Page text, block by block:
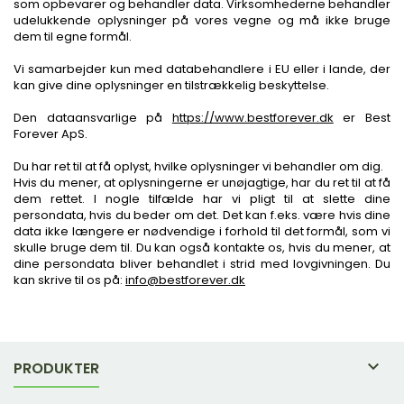
som opbevarer og behandler data. Virksomhederne behandler
udelukkende oplysninger på vores vegne og må ikke bruge
dem til egne formål.
Vi samarbejder kun med databehandlere i EU eller i lande, der
kan give dine oplysninger en tilstrækkelig beskyttelse.
Den dataansvarlige på https://www.bestforever.dk
er Best
Forever ApS.
Du har ret til at få oplyst, hvilke oplysninger vi behandler om dig.
Hvis du mener, at oplysningerne er unøjagtige, har du ret til at få
dem rettet. I nogle tilfælde har vi pligt til at slette dine
persondata, hvis du beder om det. Det kan f.eks. være hvis dine
data ikke længere er nødvendige i forhold til det formål, som vi
skulle bruge dem til. Du kan også kontakte os, hvis du mener, at
dine persondata bliver behandlet i strid med lovgivningen. Du
kan skrive til os på: info@bestforever.dk
PRODUKTER 